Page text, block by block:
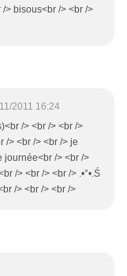
/> bisous<br /> <br />
2011 16:24
/> <br /> <br />
/> <br /> <br /> je
journée<br /> <br />
/> <br /> <br /> .•°•.Ś
/> <br /> <br />